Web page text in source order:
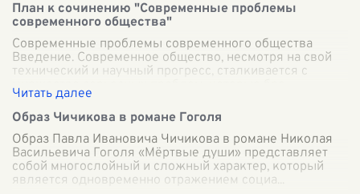
План к сочинению "Современные проблемы
современного общества"
Современные проблемы современного общества
Введение. Современное общество, несмотря на свой
технический и научный прогресс, сталкивается с
множество серьезных проблем, которые бро
Образ Чичикова в романе Гоголя
Образ Павла Ивановича Чичикова в романе Николая
Васильевича Гоголя «Мёртвые души» представляет
собой многослойный и сложный характер, который
является одновременно отражением социа